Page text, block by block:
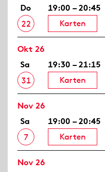
Do
22
19:00 – 20:45
Karten
Okt 26
Sa
31
19:30 – 21:15
Karten
Nov 26
Sa
7
19:00 – 20:45
Karten
Nov 26